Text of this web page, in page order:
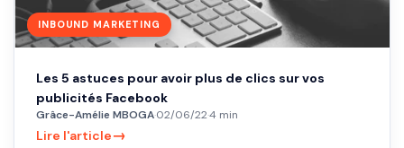
INBOUND MARKETING
Les 5 astuces pour avoir plus de clics sur vos
publicités Facebook
Grâce-Amélie MBOGA·02/06/22·4 min
Lire l'article→